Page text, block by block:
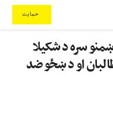
حمایت
سره د شکیلا
او د ښځو ضد